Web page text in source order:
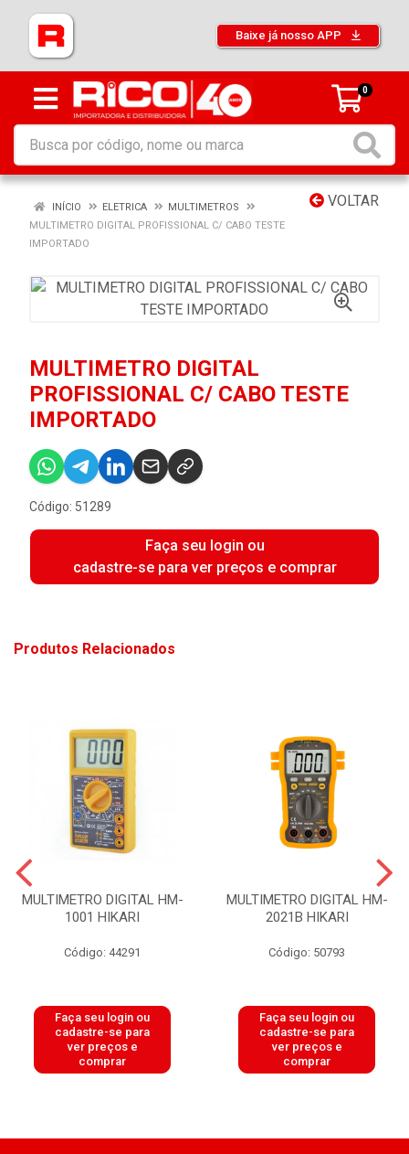
Baixe já nosso APP
0
VOLTAR
INÍCIO ELETRICA
MULTIMETROS
MULTIMETRO DIGITAL PROFISSIONAL C/ CABO TESTE
IMPORTADO
MULTIMETRO DIGITAL
PROFISSIONAL C/ CABO TESTE
IMPORTADO
Código: 51289
Faça seu login ou
cadastre-se para ver preços e comprar
Produtos Relacionados
MULTIMETRO DIGITAL HM-
1001 HIKARI
Código: 44291
Faça seu login ou
cadastre-se para
ver preços e
comprar
MULTIMETRO DIGITAL HM-
2021B HIKARI
Código: 50793
Faça seu login ou
cadastre-se para
ver preços e
comprar